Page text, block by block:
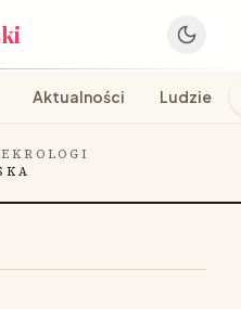
Aktualności Ludzie